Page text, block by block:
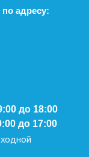
адресу:
до 18:00
до 17:00